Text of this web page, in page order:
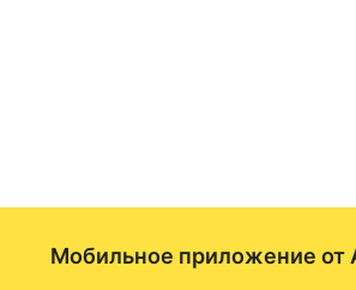
Мобильное приложение от